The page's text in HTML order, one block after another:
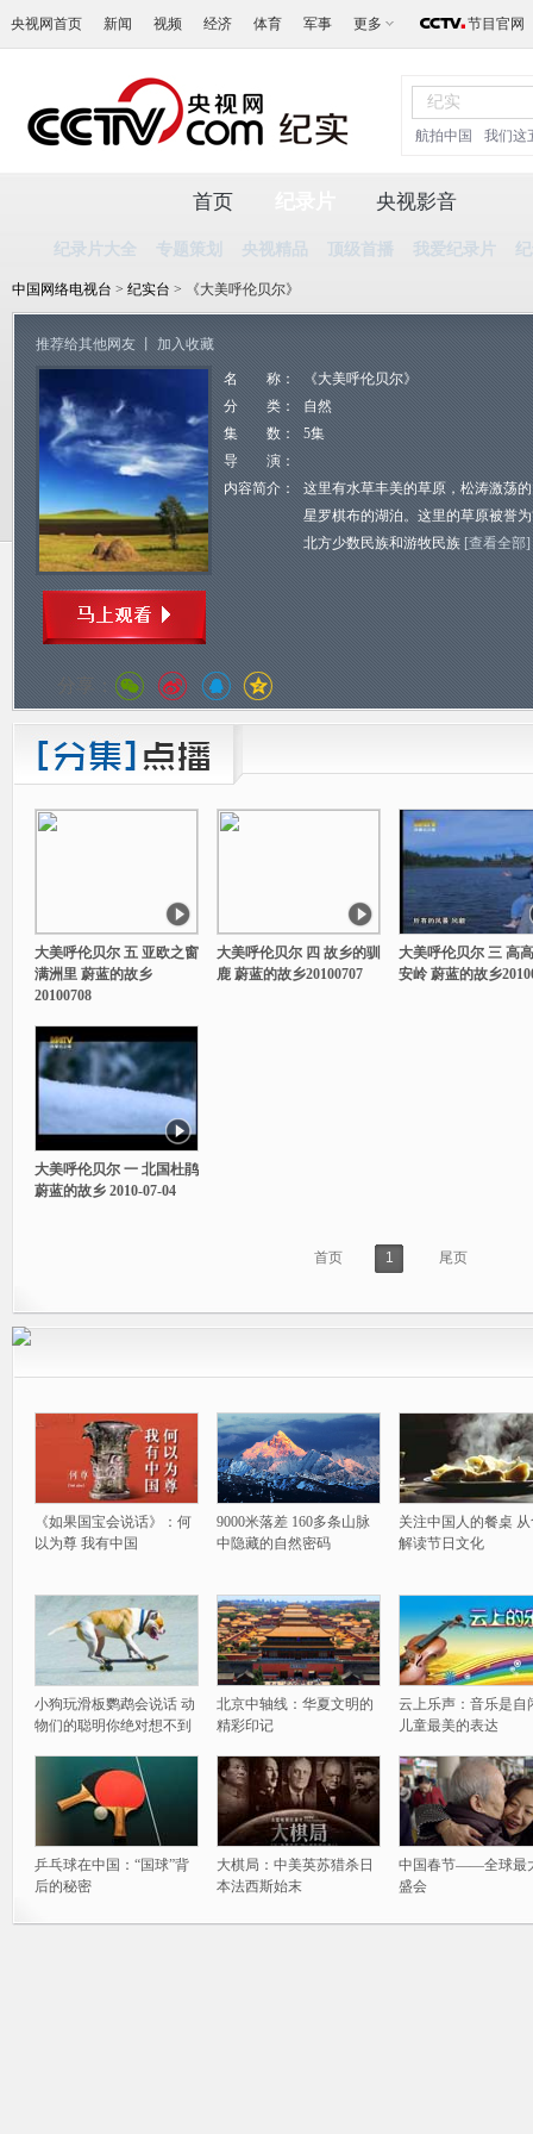
央视网首页 新闻 视频 经济 体育 军事 更多 节目官网
航拍中国 我们这
首页
纪录片大全 专题策划 央视精品 顶级首播 我爱纪录片
央视影音
中国网络电视台 > 纪实台 > 《大美呼伦贝尔》
推荐给其他网友 加入收藏
名 称：
《大美呼伦贝尔》
分 类：
自然
集 数：
5集
导 演：
内容简介：
这里有水草丰美的草原，松涛激荡
星罗棋布的湖泊。这里的草原被誉
北方少数民族和游牧民族 [查看全部]
分享：
大美呼伦贝尔 五 亚欧之窗
满洲里 蔚蓝的故乡
20100708
大美呼伦贝尔 四 故乡的驯
鹿 蔚蓝的故乡20100707
大美呼伦贝尔 三 高
安岭 蔚蓝的故乡
大美呼伦贝尔 一 北国杜鹃
蔚蓝的故乡 2010-07-04
首页 1 尾页
《如果国宝会说话》：何
以为尊 我有中国
9000米落差 160多条山脉
中隐藏的自然密码
关注中国人的餐桌
解读节日文化
小狗玩滑板鹦鹉会说话 动
物们的聪明你绝对想不到
北京中轴线：华夏文明的
精彩印记
云上乐声：音乐是自
儿童最美的表达
乒乓球在中国：“国球”背
后的秘密
大棋局：中美英苏猎杀日
本法西斯始末
中国春节——全球最
盛会